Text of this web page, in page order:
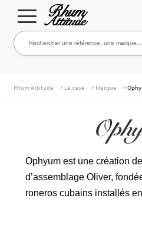
Aller
à
Aller
au
Rechercher une référence, une marque...
WHISKIES & +
Rhum Attitude > La cave > Marque >
Ophyum est une création
d’assemblage Oliver,
roneros cubains installés en